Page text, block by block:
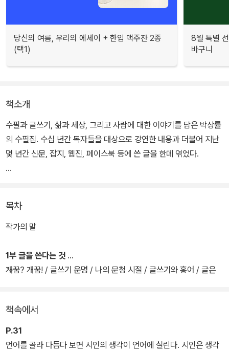
당신의 여름, 우리의 에세이 + 한입 맥주잔 2종
(택1)
8월 특별
바구니
책소개
수필과 글쓰기, 삶과 세상, 그리고 사람에 대한 이야기를 담은 박상률
의 수필집. 수십 년간 독자들을 대상으로 강연한 내용과 더불어 지난
몇 년간 신문, 잡지, 웹진, 페이스북 등에 쓴 글을 한데 엮었다.
국 문학을 선두에서 이끄는 작가로 손꼽히는 박상률이 삶 속에서 얻
은 문학의 자양분과 생각을 엿볼 수 있는 수필집이다. 때로는 무심하
일가(一家)를 이룬 박상률의 자부심과 단호한 면모를 엿볼 수 있다.
목차
작가의 말
1부 글을 쓴다는 것
개꿈? 개꿈! / 글쓰기 운명 / 나의 문청 시절 / 글쓰기와 홍어 / 글은
이문구의 『우리 동네』엔 朴氏가 없다
책속에서
P.31
언어를 골라 다듬다 보면 시인의 생각이 언어에 실린다. 시인은 생각